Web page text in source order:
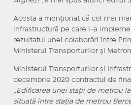
Acesta a menționat că cel mai
infrastructură pe care l-a
rezultatul unei colaborări între
Ministerul Transporturilor și
Ministerul Transporturilor și
decembrie 2020 contractul de
„Edificarea unei stații de metrou
situată între stația de metrou